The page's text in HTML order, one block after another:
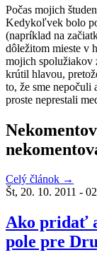
Počas mojich
Kedykoľvek bolo
(napríklad na
dôležitom mieste v
mojich spolužiakov
krútil hlavou,
to, že sme
proste neprestali
Celý článok →
Št, 20. 10. 2011 -
Ako pridať
pole pre